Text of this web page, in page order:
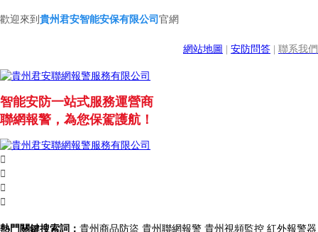
歡迎來到 貴州君安智能安保有限公司 官網
網站地圖 安防問答 聯系我們
智能安防一站式服務運營商
聯網報警，為您保駕護航！




熱門關鍵搜索詞： 貴州商品防盜 貴州聯網報警 貴州視頻監控 紅外報警器